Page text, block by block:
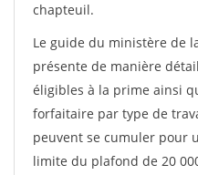
chapteuil.
Le guide du ministère de
présente de manière
éligibles à la prime ainsi
forfaitaire par type de
peuvent se cumuler pour
limite du plafond de 20